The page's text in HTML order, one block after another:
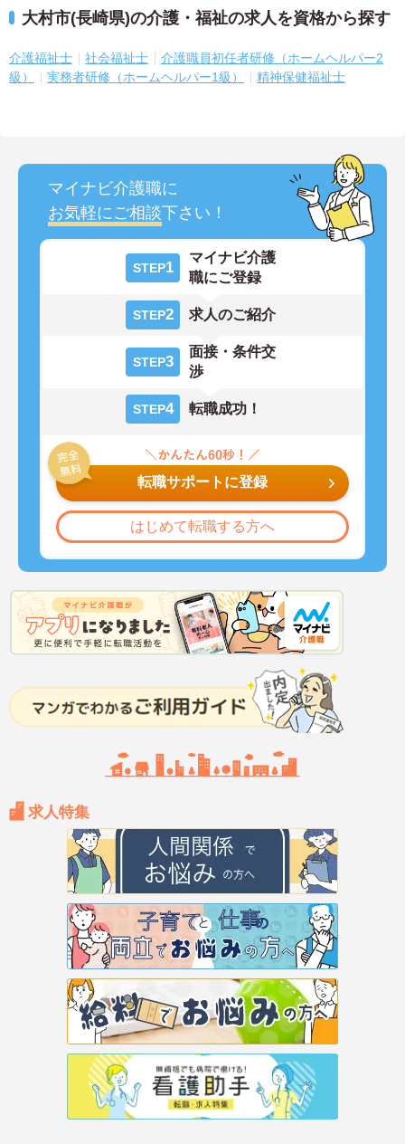
大村市(長崎県)の介護・福祉の求人を資格から探す
介護福祉士 社会福祉士
介護職員初任者研修（ホームヘルパー2
級）
実務者研修（ホームヘルパー1級） 精神保健福祉士
マイナビ介護職に
お気軽にご相談下さい！
STEP1
マイナビ介護
職にご登録
STEP2 求人のご紹介
STEP3
面接・条件交
渉
STEP4 転職成功！
転職サポートに登録
はじめて転職する方へ
求人特集